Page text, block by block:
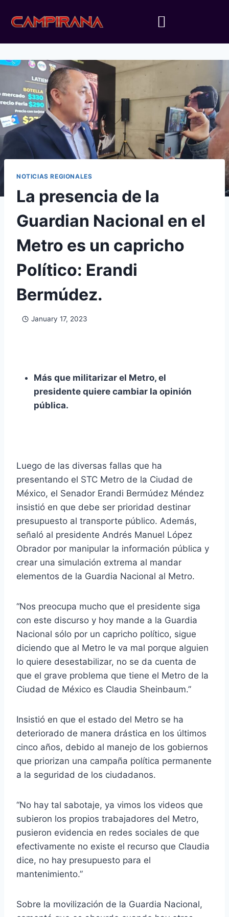
NOTICIAS REGIONALES
La presencia de la
Guardian Nacional en el
Metro es un capricho
Político: Erandi
Bermúdez.
January 17, 2023
Más que militarizar el Metro, el
presidente quiere cambiar la opinión
pública.
Luego de las diversas fallas que ha
presentando el STC Metro de la Ciudad de
México, el Senador Erandi Bermúdez Méndez
insistió en que debe ser prioridad destinar
presupuesto al transporte público. Además,
señaló al presidente Andrés Manuel López
Obrador por manipular la información pública y
crear una simulación extrema al mandar
elementos de la Guardia Nacional al Metro.
“Nos preocupa mucho que el presidente siga
con este discurso y hoy mande a la Guardia
Nacional sólo por un capricho político, sigue
diciendo que al Metro le va mal porque alguien
lo quiere desestabilizar, no se da cuenta de
que el grave problema que tiene el Metro de la
Ciudad de México es Claudia Sheinbaum.”
Insistió en que el estado del Metro se ha
deteriorado de manera drástica en los últimos
cinco años, debido al manejo de los gobiernos
que priorizan una campaña política permanente
a la seguridad de los ciudadanos.
“No hay tal sabotaje, ya vimos los videos que
subieron los propios trabajadores del Metro,
pusieron evidencia en redes sociales de que
efectivamente no existe el recurso que Claudia
dice, no hay presupuesto para el
mantenimiento.”
Sobre la movilización de la Guardia Nacional,